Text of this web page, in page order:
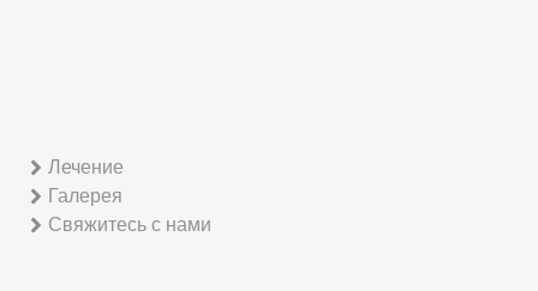
Лечение
Галерея
Свяжитесь с нами